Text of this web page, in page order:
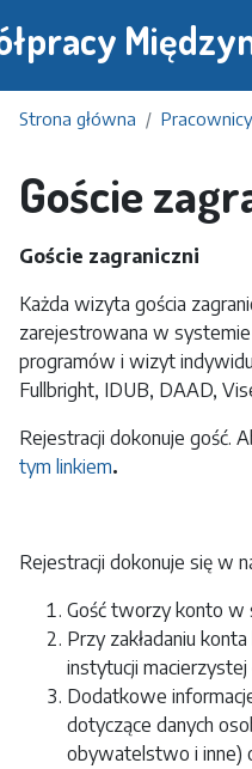
Strona główna
Goście
Goście zagraniczni
Każda wizyta gościa
zarejestrowana w
programów i wizyt
Fullbright, IDUB, DAAD,
Rejestracji dokonuje gość.
tym linkiem.
Rejestracji dokonuje się w
Gość tworzy konto w
Przy zakładaniu
instytucji
Dodatkowe
dotyczące danych
obywatelstwo i inne)